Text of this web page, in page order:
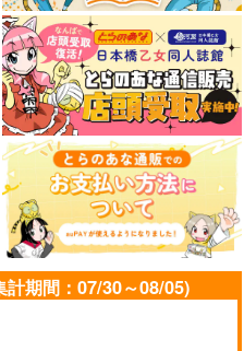
計期間：07/30～08/05)